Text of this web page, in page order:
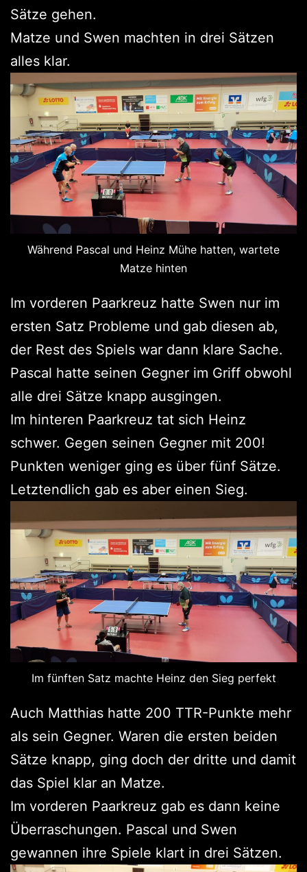
Sätze gehen.
Matze und Swen machten in drei Sätzen
alles klar.
Während Pascal und Heinz Mühe hatten, wartete
Matze hinten
Im vorderen Paarkreuz hatte Swen nur im
ersten Satz Probleme und gab diesen ab,
der Rest des Spiels war dann klare Sache.
Pascal hatte seinen Gegner im Griff obwohl
alle drei Sätze knapp ausgingen.
Im hinteren Paarkreuz tat sich Heinz
schwer. Gegen seinen Gegner mit 200!
Punkten weniger ging es über fünf Sätze.
Letztendlich gab es aber einen Sieg.
Im fünften Satz machte Heinz den Sieg perfekt
Auch Matthias hatte 200 TTR-Punkte mehr
als sein Gegner. Waren die ersten beiden
Sätze knapp, ging doch der dritte und damit
das Spiel klar an Matze.
Im vorderen Paarkreuz gab es dann keine
Überraschungen. Pascal und Swen
gewannen ihre Spiele klart in drei Sätzen.